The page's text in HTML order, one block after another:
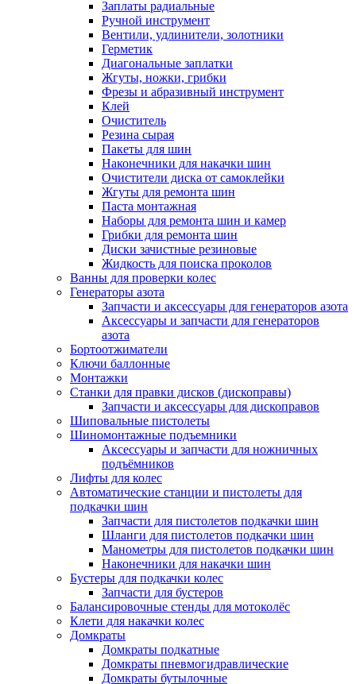
Заплаты радиальные
Ручной инструмент
Вентили, удлинители, золотники
Герметик
Диагональные заплатки
Жгуты, ножки, грибки
Фрезы и абразивный инструмент
Клей
Очиститель
Резина сырая
Пакеты для шин
Наконечники для накачки шин
Очистители диска от самоклейки
Жгуты для ремонта шин
Паста монтажная
Наборы для ремонта шин и камер
Грибки для ремонта шин
Диски зачистные резиновые
Жидкость для поиска проколов
Ванны для проверки колес
Генераторы азота
Запчасти и аксессуары для генераторов азота
Аксессуары и запчасти для генераторов
азота
Бортоотжиматели
Ключи баллонные
Монтажки
Станки для правки дисков (дископравы)
Запчасти и аксессуары для дископравов
Шиповальные пистолеты
Шиномонтажные подъемники
Аксессуары и запчасти для ножничных
подъёмников
Лифты для колес
Автоматические станции и пистолеты для
подкачки шин
Запчасти для пистолетов подкачки шин
Шланги для пистолетов подкачки шин
Манометры для пистолетов подкачки шин
Наконечники для накачки шин
Бустеры для подкачки колес
Запчасти для бустеров
Балансировочные стенды для мотоколёс
Клети для накачки колес
Домкраты
Домкраты подкатные
Домкраты пневмогидравлические
Домкраты бутылочные